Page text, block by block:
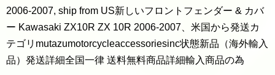
2006-2007, ship from US新しいフロントフェンダー & カバ
ー Kawasaki ZX10R ZX 10R 2006-2007、米国から発送カ
テゴリmutazumotorcycleaccessoriesinc状態新品（海外輸入
品）発送詳細全国一律 送料無料商品詳細輸入商品の為